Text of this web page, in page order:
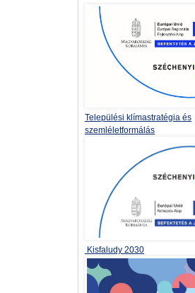
Települési klímastratégia és
szemléletformálás
Kisfaludy 2030